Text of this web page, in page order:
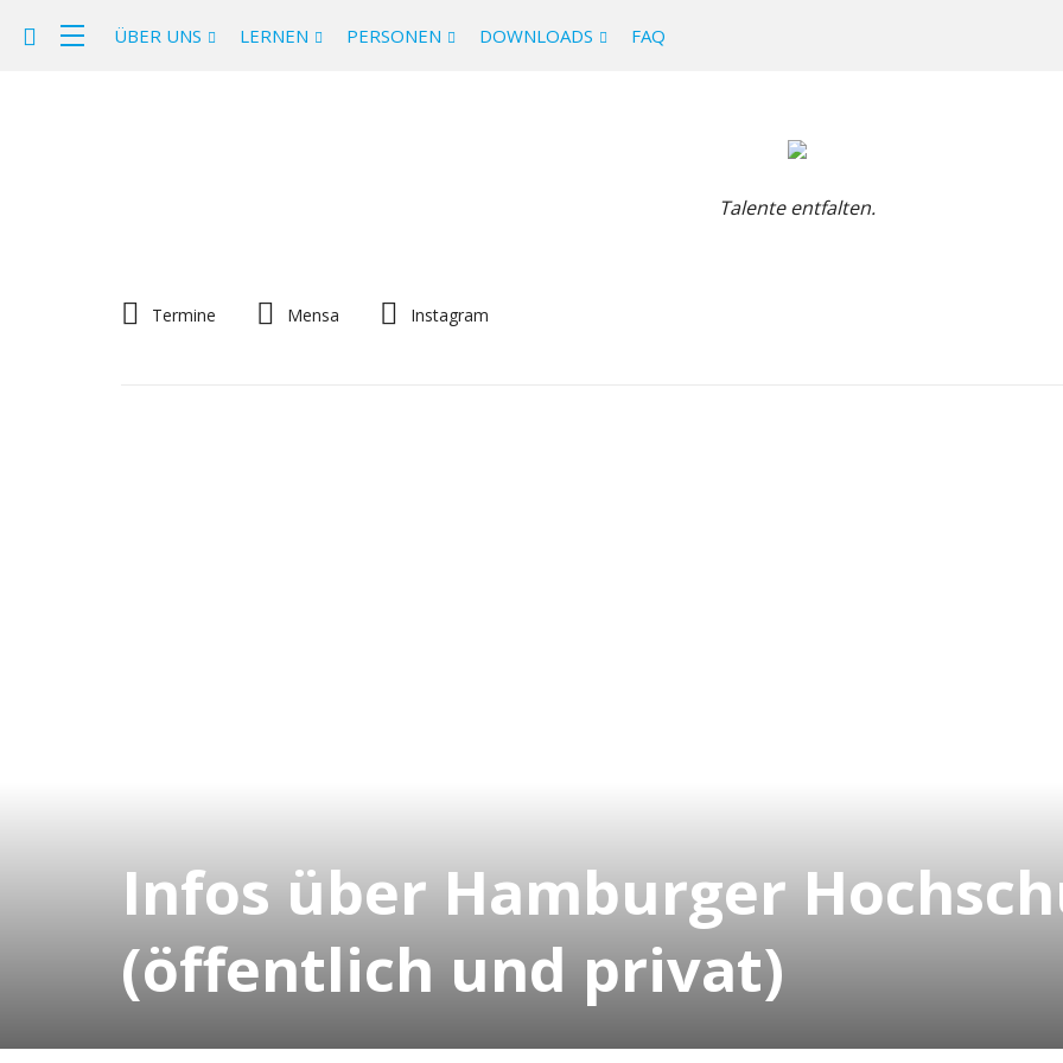
ÜBER UNS LERNEN PERSONEN DOWNLOADS FAQ
Talente entfalten.
Termine Mensa Instagram
Infos über Hamburger
(öffentlich und privat)